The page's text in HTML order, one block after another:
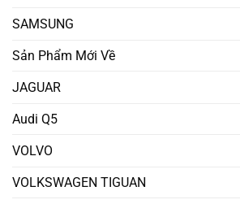
SAMSUNG
Sản Phẩm Mới Về
JAGUAR
Audi Q5
VOLVO
VOLKSWAGEN TIGUAN